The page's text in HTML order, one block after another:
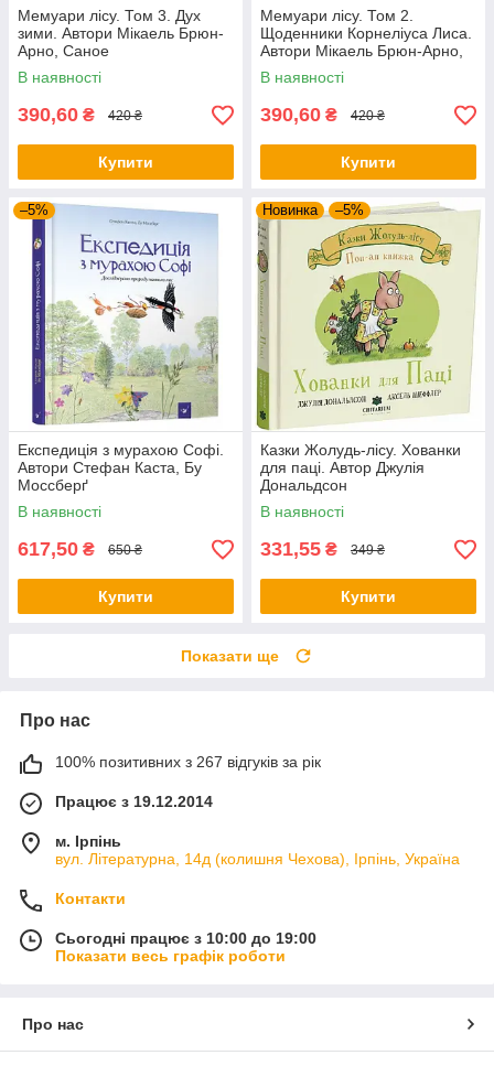
Мемуари лісу. Том 3. Дух
зими. Автори Мікаель Брюн-
Арно, Саное
В наявності
390,60 ₴ 420 ₴
Купити
Мемуари лісу. Том 2.
Щоденники Корнеліуса Лиса.
Автори Мікаель Брюн-Арно,
Саное
В наявності
390,60 ₴ 420 ₴
Купити
–5%
Експедиція з мурахою Софі.
Автори Стефан Каста, Бу
Моссберґ
В наявності
617,50 ₴ 650 ₴
Купити
Новинка –5%
Казки Жолудь-лісу. Хованки
для паці. Автор Джулія
Дональдсон
В наявності
331,55 ₴ 349 ₴
Купити
Показати ще
Про нас
100% позитивних з 267 відгуків за рік
Працює з 19.12.2014
м. Ірпінь
вул. Літературна, 14д (колишня Чехова), Ірпінь, Україна
Контакти
Сьогодні працює з 10:00 до 19:00
Показати весь графік роботи
Про нас